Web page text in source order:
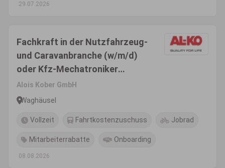
29.07.2026
Fachkraft in der Nutzfahrzeug-
und Caravanbranche (w/m/d)
oder Kfz-Mechatroniker
(w/m/d) / Kfz-Mechaniker
(w/m/d)
Alois Kober GmbH
Waghäusel
Vollzeit Fahrtkostenzuschuss Jobrad
Mitarbeiterrabatte Onboarding
08.08.2026